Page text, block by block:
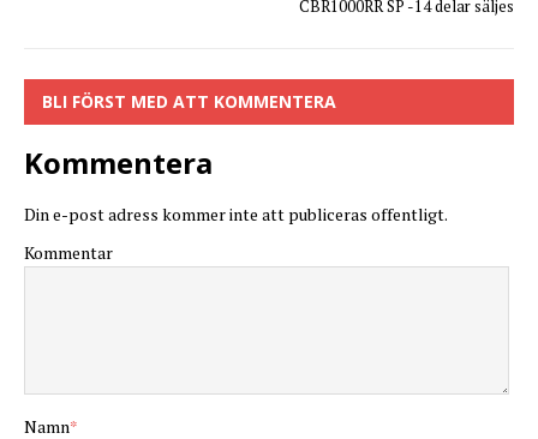
CBR1000RR SP -14 delar säljes
BLI FÖRST MED ATT KOMMENTERA
Kommentera
Din e-post adress kommer inte att publiceras offentligt.
Kommentar
Namn*